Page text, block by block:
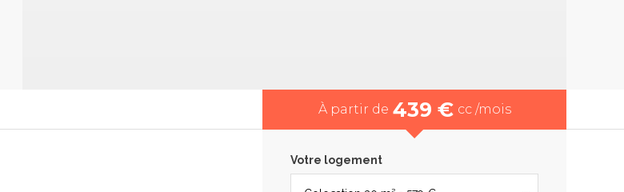
À partir de 439 € cc /mois
Votre logement